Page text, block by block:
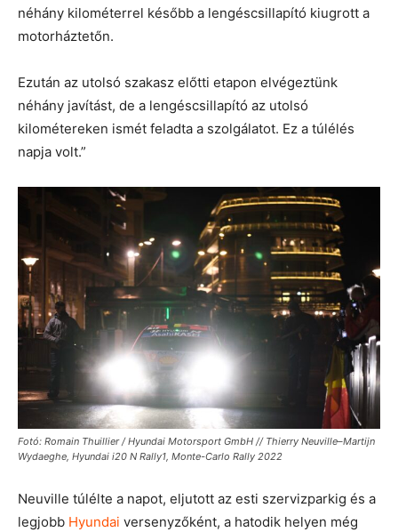
néhány kilométerrel később a lengéscsillapító kiugrott a
motorháztetőn.
Ezután az utolsó szakasz előtti etapon elvégeztünk
néhány javítást, de a lengéscsillapító az utolsó
kilométereken ismét feladta a szolgálatot. Ez a túlélés
napja volt.”
Fotó: Romain Thuillier / Hyundai Motorsport GmbH // Thierry Neuville–Martijn
Wydaeghe, Hyundai i20 N Rally1, Monte-Carlo Rally 2022
Neuville túlélte a napot, eljutott az esti szervizparkig és a
legjobb Hyundai versenyzőként, a hatodik helyen még